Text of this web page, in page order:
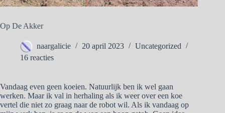
Op De Akker
naargalicie 20 april 2023
Uncategorized
16 reacties
Vandaag even geen koeien. Natuurlijk ben ik wel gaan
werken. Maar ik val in herhaling als ik weer over een koe
vertel die niet zo graag naar de robot wil. Als ik vandaag op